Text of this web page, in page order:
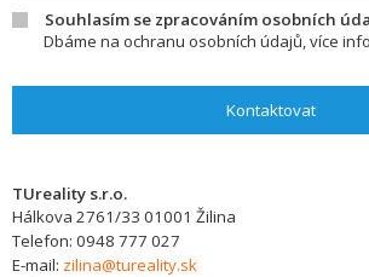
Souhlasím se zpracováním osobních
Dbáme na ochranu osobních údajů, více
Kontaktovat
TUreality s.r.o.
Hálkova 2761/33 01001 Žilina
Telefon: 0948 777 027
E-mail: zilina@tureality.sk